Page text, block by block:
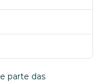
parte das